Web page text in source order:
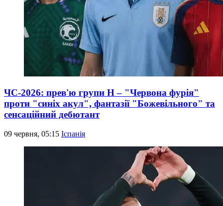
ЧС-2026: прев'ю групи Н – "Червона фурія"
проти "синіх акул", фантазії "Божевільного" та
сенсаційний дебютант
09 червня, 05:15 Іспанія